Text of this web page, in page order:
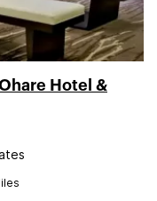
Hotel &